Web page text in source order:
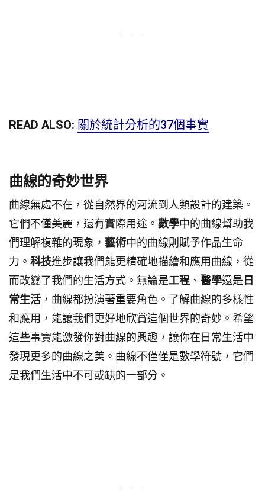
READ ALSO: 關於統計分析的37個事實
曲線的奇妙世界
曲線無處不在，從自然界的河流到人類設計的建築。
它們不僅美麗，還有實際用途。 數學中的曲線幫助我
們理解複雜的現象， 藝術中的曲線則賦予作品生命
力。 科技進步讓我們能更精確地描繪和應用曲線，從
而改變了我們的生活方式。無論是工程 、 醫學還是 日
常生活 ，曲線都扮演著重要角色。了解曲線的多樣性
和應用，能讓我們更好地欣賞這個世界的奇妙。希望
這些事實能激發你對曲線的興趣，讓你在日常生活中
發現更多的曲線之美。曲線不僅僅是數學符號，它們
是我們生活中不可或缺的一部分。